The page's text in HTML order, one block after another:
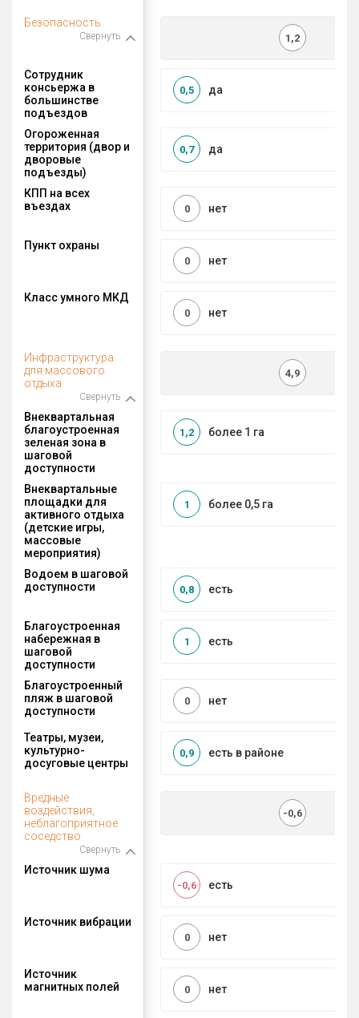
Безопасность
Свернуть 1,2
Сотрудник
консьержа в
большинстве
подъездов
да
0,5
Огороженная
территория (двор и
дворовые
подъезды)
да
0,7
КПП на всех
въездах
нет
0
Пункт охраны
нет
0
Класс умного МКД
нет
0
Инфраструктура
для массового
отдыха
Свернуть
4,9
Внеквартальная
благоустроенная
зеленая зона в
шаговой
доступности
более 1 га
1,2
Внеквартальные
площадки для
активного отдыха
(детские игры,
массовые
мероприятия)
более 0,5 га
1
Водоем в шаговой
доступности
есть
0,8
Благоустроенная
набережная в
шаговой
доступности
есть
1
Благоустроенный
пляж в шаговой
доступности
нет
0
Театры, музеи,
культурно-
досуговые центры
есть в районе
0,9
Вредные
воздействия,
неблагоприятное
соседство
Свернуть
-0,6
Источник шума
есть
-0,6
Источник вибрации
нет
0
Источник
магнитных полей
нет
0